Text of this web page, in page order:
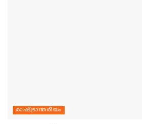
രാഷ്ട്രാന്തരീയം